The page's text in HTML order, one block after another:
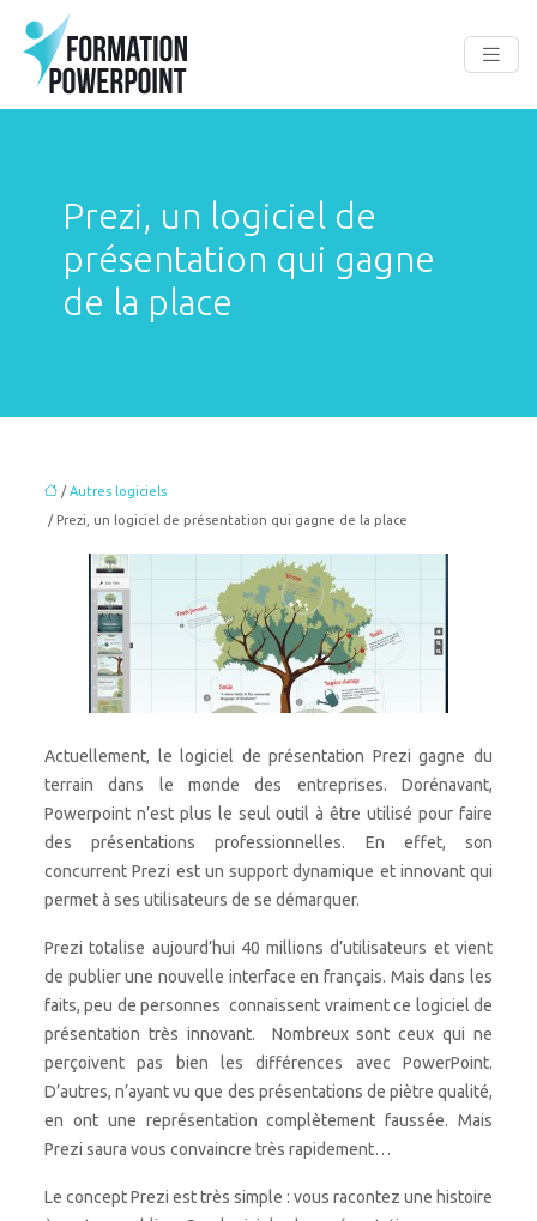
Prezi, un logiciel de
présentation qui gagne
de la place
/Autres logiciels
/ Prezi, un logiciel de présentation qui gagne de la place
Actuellement, le logiciel de présentation Prezi gagne du
terrain dans le monde des entreprises. Dorénavant,
Powerpoint n’est plus le seul outil à être utilisé pour faire
des présentations professionnelles. En effet, son
concurrent Prezi est un support dynamique et innovant qui
permet à ses utilisateurs de se démarquer.
Prezi totalise aujourd’hui 40 millions d’utilisateurs et vient
de publier une nouvelle interface en français. Mais dans les
faits, peu de personnes connaissent vraiment ce logiciel de
présentation très innovant. Nombreux sont ceux qui ne
perçoivent pas bien les différences avec PowerPoint.
D’autres, n’ayant vu que des présentations de piètre qualité,
en ont une représentation complètement faussée. Mais
Prezi saura vous convaincre très rapidement…
Le concept Prezi est très simple : vous racontez une histoire